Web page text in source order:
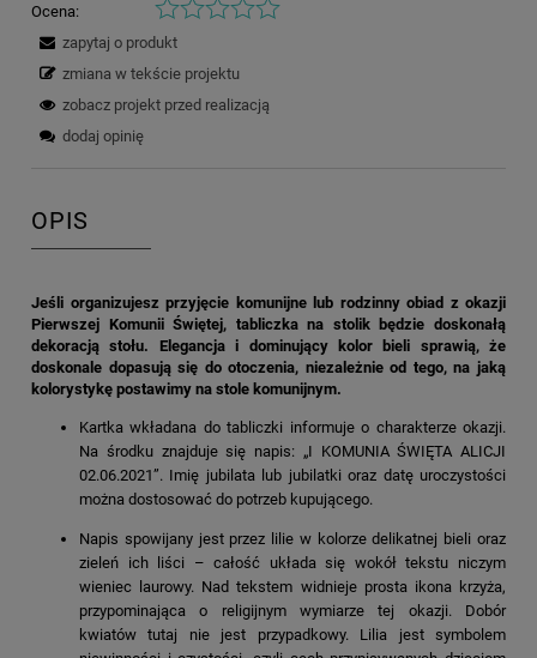
Ocena:
zapytaj o produkt
zmiana w tekście projektu
zobacz projekt przed realizacją
dodaj opinię
OPIS
Jeśli organizujesz przyjęcie komunijne lub rodzinny obiad z okazji
Pierwszej Komunii Świętej, tabliczka na stolik będzie doskonałą
dekoracją stołu. Elegancja i dominujący kolor bieli sprawią, że
doskonale dopasują się do otoczenia, niezależnie od tego, na jaką
kolorystykę postawimy na stole komunijnym.
Kartka wkładana do tabliczki informuje o charakterze okazji.
Na środku znajduje się napis: „I KOMUNIA ŚWIĘTA ALICJI
02.06.2021”. Imię jubilata lub jubilatki oraz datę uroczystości
można dostosować do potrzeb kupującego.
Napis spowijany jest przez lilie w kolorze delikatnej bieli oraz
zieleń ich liści – całość układa się wokół tekstu niczym
wieniec laurowy. Nad tekstem widnieje prosta ikona krzyża,
przypominająca o religijnym wymiarze tej okazji. Dobór
kwiatów tutaj nie jest przypadkowy. Lilia jest symbolem